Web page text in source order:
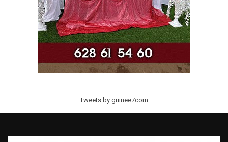
Tweets by guinee7com